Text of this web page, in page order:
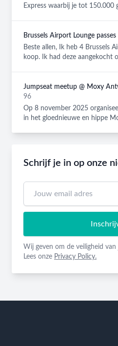
Express waarbij je tot 150.000
Beste allen, Ik heb 4 Brussels
koop. Ik had deze
96
Op 8 november 2025
in het gloednieuwe en hippe
Schrijf je in op onze
Wij geven om de veiligheid van
Lees onze Privacy Policy.